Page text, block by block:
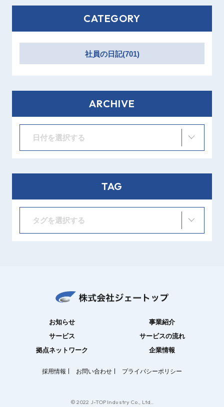
CATEGORY
社員の日記(701)
ARCHIVE
日付を選択する
TAG
タグを選択する
お知らせ
事業紹介
サービス
サービスの流れ
拠点ネットワーク
企業情報
採用情報 お問い合わせ プライバシーポリシー
© 2022 J-TOP Industry Co., Ltd..